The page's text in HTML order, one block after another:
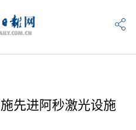
先进阿秒激光设施